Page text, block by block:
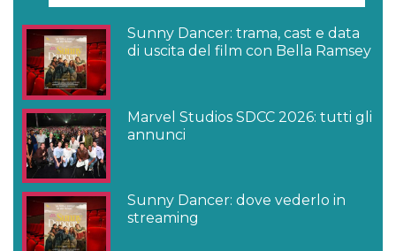
Sunny Dancer: trama, cast e data
di uscita del film con Bella Ramsey
Marvel Studios SDCC 2026: tutti gli
annunci
Sunny Dancer: dove vederlo in
streaming